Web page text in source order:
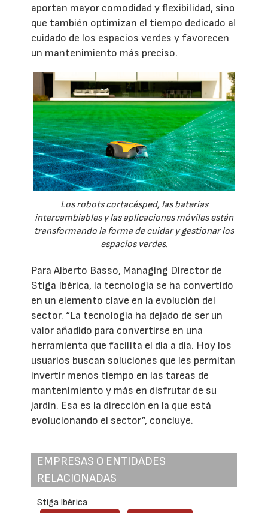
aportan mayor comodidad y flexibilidad, sino
que también optimizan el tiempo dedicado al
cuidado de los espacios verdes y favorecen
un mantenimiento más preciso.
Los robots cortacésped, las baterías
intercambiables y las aplicaciones móviles están
transformando la forma de cuidar y gestionar los
espacios verdes.
Para Alberto Basso, Managing Director de
Stiga Ibérica, la tecnología se ha convertido
en un elemento clave en la evolución del
sector. “La tecnología ha dejado de ser un
valor añadido para convertirse en una
herramienta que facilita el día a día. Hoy los
usuarios buscan soluciones que les permitan
invertir menos tiempo en las tareas de
mantenimiento y más en disfrutar de su
jardín. Esa es la dirección en la que está
evolucionando el sector”, concluye.
EMPRESAS O ENTIDADES
RELACIONADAS
Stiga Ibérica